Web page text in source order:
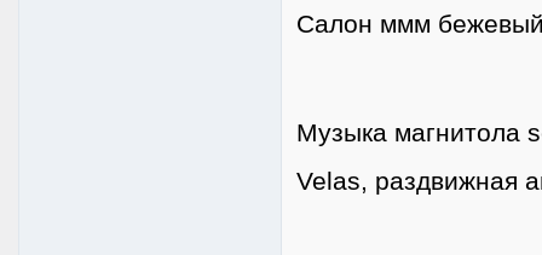
Салон ммм
Музыка магнитола
Velas, раздвижная